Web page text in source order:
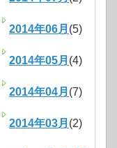
2014年06月 (5)
2014年05月 (4)
2014年04月 (7)
2014年03月 (2)